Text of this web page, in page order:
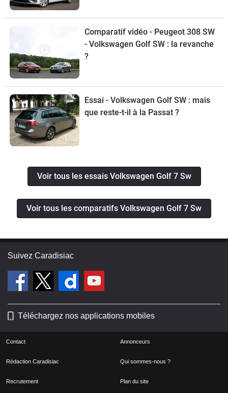
Comparatif vidéo - Peugeot 308 SW
- Volkswagen Golf SW : la revanche
?
Essai - Volkswagen Golf SW : mais
que reste-t-il à la Passat ?
Voir tous les essais Volkswagen Golf 7 Sw
Voir tous les comparatifs Volkswagen Golf 7 Sw
Suivez Caradisiac
Téléchargez nos applications mobiles
Contact Annonceurs
Rédaction Caradisiac Qui sommes-nous ?
Recrutement Plan du site